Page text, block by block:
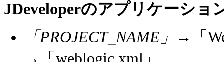
JDeveloperのアプリケーショ
「PROJECT_NAME」
→「
→「weblogic.xml」